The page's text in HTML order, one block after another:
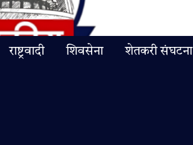
राष्ट्रवादी शिवसेना शेतकरी संघटना